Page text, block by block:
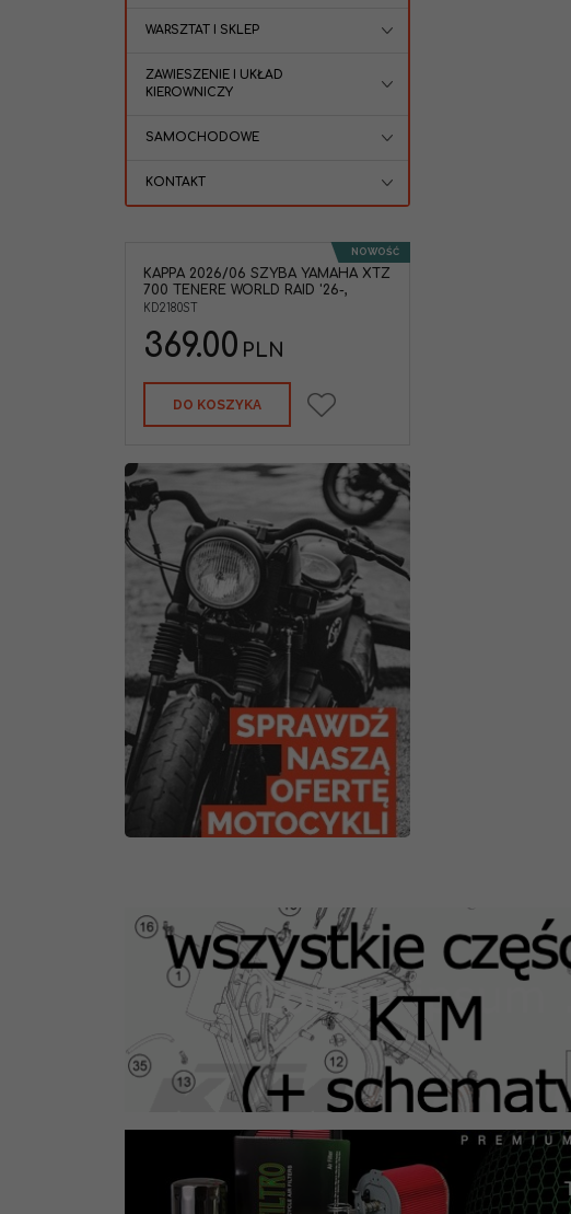
WARSZTAT I SKLEP
ZAWIESZENIE I UKŁAD
KIEROWNICZY
SAMOCHODOWE
KONTAKT
NOWOŚĆ
KAPPA 2026/06 SZYBA YAMAHA XTZ
700 TENERE WORLD RAID '26-,
KD2180ST
369.00 PLN
DO KOSZYKA